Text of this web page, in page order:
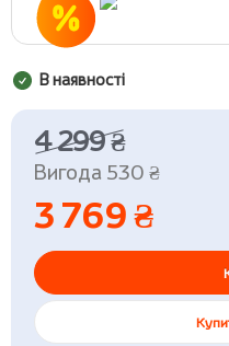
В наявності
4 299 ₴
Вигода 530 ₴
3 769 ₴